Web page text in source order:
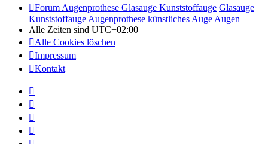
Forum Augenprothese Glasauge Kunststoffauge Glasauge
Kunststoffauge Augenprothese künstliches Auge Augen
Alle Zeiten sind UTC+02:00
Alle Cookies löschen
Impressum
Kontakt